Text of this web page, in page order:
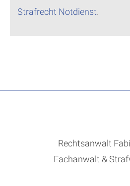
Strafrecht Notdienst
Rechtsanwalt
Fachanwalt &